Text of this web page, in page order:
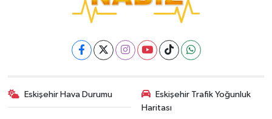
Eskişehir Hava Durumu
Eskişehir Trafik Yoğunluk
Haritası